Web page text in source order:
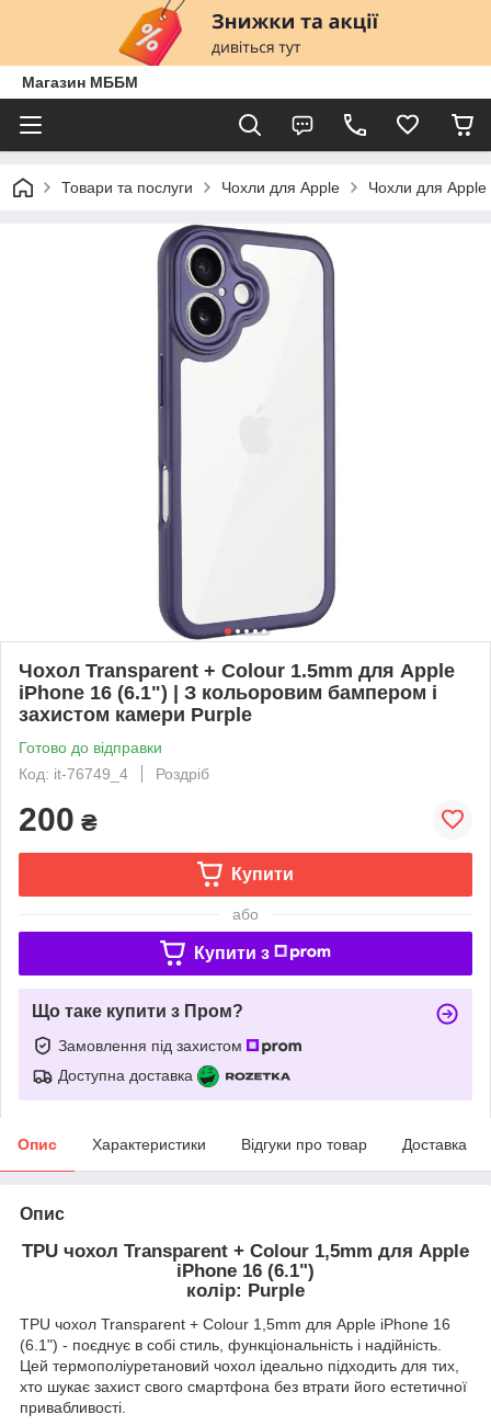
Магазин МББМ
Товари та послуги Чохли для Apple Чохли для Apple
Чохол Transparent + Colour 1.5mm для Apple
iPhone 16 (6.1") | З кольоровим бампером і
захистом камери Purple
Готово до відправки
Код: it-76749_4
Роздріб
200 ₴
Купити
або
Купити з
Що таке купити з Пром?
Замовлення під захистом
Доступна доставка
Опис Характеристики Відгуки про товар Доставка
Опис
TPU чохол Transparent + Colour 1,5mm для Apple
iPhone 16 (6.1")
колір: Purple
TPU чохол Transparent + Colour 1,5mm для Apple iPhone 16
(6.1") - поєднує в собі стиль, функціональність і надійність.
Цей термополіуретановий чохол ідеально підходить для тих,
хто шукає захист свого смартфона без втрати його естетичної
привабливості.